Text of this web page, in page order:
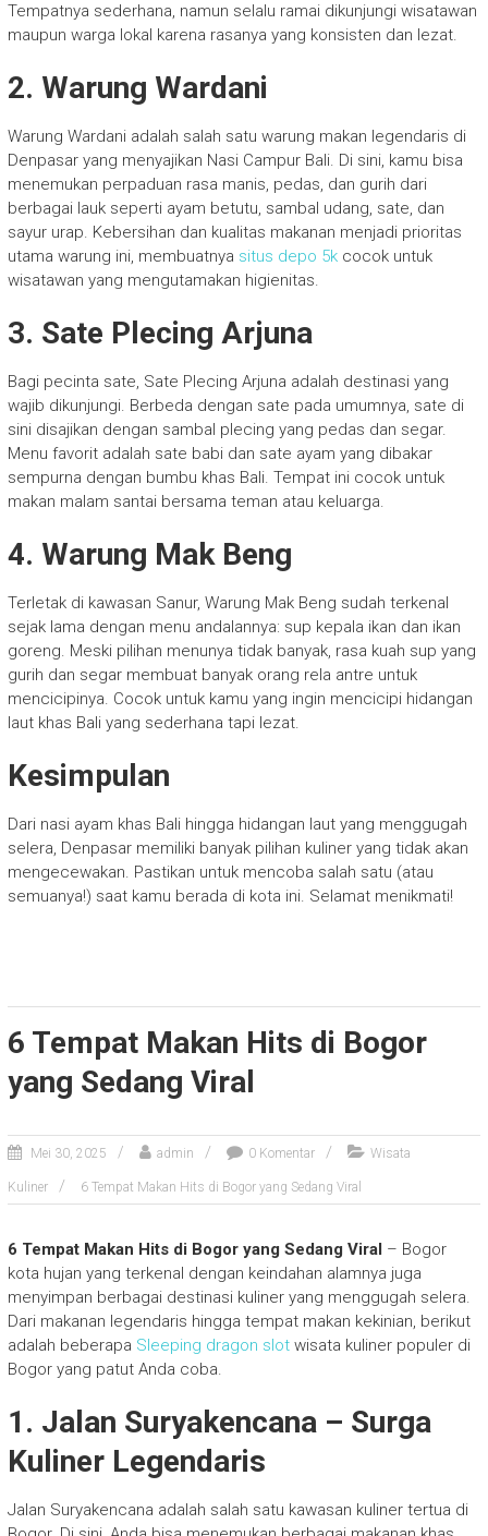
Tempatnya sederhana, namun selalu ramai dikunjungi wisatawan
maupun warga lokal karena rasanya yang konsisten dan lezat.
2. Warung Wardani
Warung Wardani adalah salah satu warung makan legendaris di
Denpasar yang menyajikan Nasi Campur Bali. Di sini, kamu bisa
menemukan perpaduan rasa manis, pedas, dan gurih dari
berbagai lauk seperti ayam betutu, sambal udang, sate, dan
sayur urap. Kebersihan dan kualitas makanan menjadi prioritas
utama warung ini, membuatnya situs depo 5kcocok untuk
wisatawan yang mengutamakan higienitas.
3. Sate Plecing Arjuna
Bagi pecinta sate, Sate Plecing Arjuna adalah destinasi yang
wajib dikunjungi. Berbeda dengan sate pada umumnya, sate di
sini disajikan dengan sambal plecing yang pedas dan segar.
Menu favorit adalah sate babi dan sate ayam yang dibakar
sempurna dengan bumbu khas Bali. Tempat ini cocok untuk
makan malam santai bersama teman atau keluarga.
4. Warung Mak Beng
Terletak di kawasan Sanur, Warung Mak Beng sudah terkenal
sejak lama dengan menu andalannya: sup kepala ikan dan ikan
goreng. Meski pilihan menunya tidak banyak, rasa kuah sup yang
gurih dan segar membuat banyak orang rela antre untuk
mencicipinya. Cocok untuk kamu yang ingin mencicipi hidangan
laut khas Bali yang sederhana tapi lezat.
Kesimpulan
Dari nasi ayam khas Bali hingga hidangan laut yang menggugah
selera, Denpasar memiliki banyak pilihan kuliner yang tidak akan
mengecewakan. Pastikan untuk mencoba salah satu (atau
semuanya!) saat kamu berada di kota ini. Selamat menikmati!
6 Tempat Makan Hits di Bogor
yang Sedang Viral
Mei 30, 2025 admin 0 Komentar Wisata
Kuliner 6 Tempat Makan Hits di Bogor yang Sedang Viral
6 Tempat Makan Hits di Bogor yang Sedang Viral – Bogor
kota hujan yang terkenal dengan keindahan alamnya juga
menyimpan berbagai destinasi kuliner yang menggugah selera.
Dari makanan legendaris hingga tempat makan kekinian, berikut
adalah beberapa Sleeping dragon slotwisata kuliner populer di
Bogor yang patut Anda coba.
1. Jalan Suryakencana – Surga
Kuliner Legendaris
Jalan Suryakencana adalah salah satu kawasan kuliner tertua di